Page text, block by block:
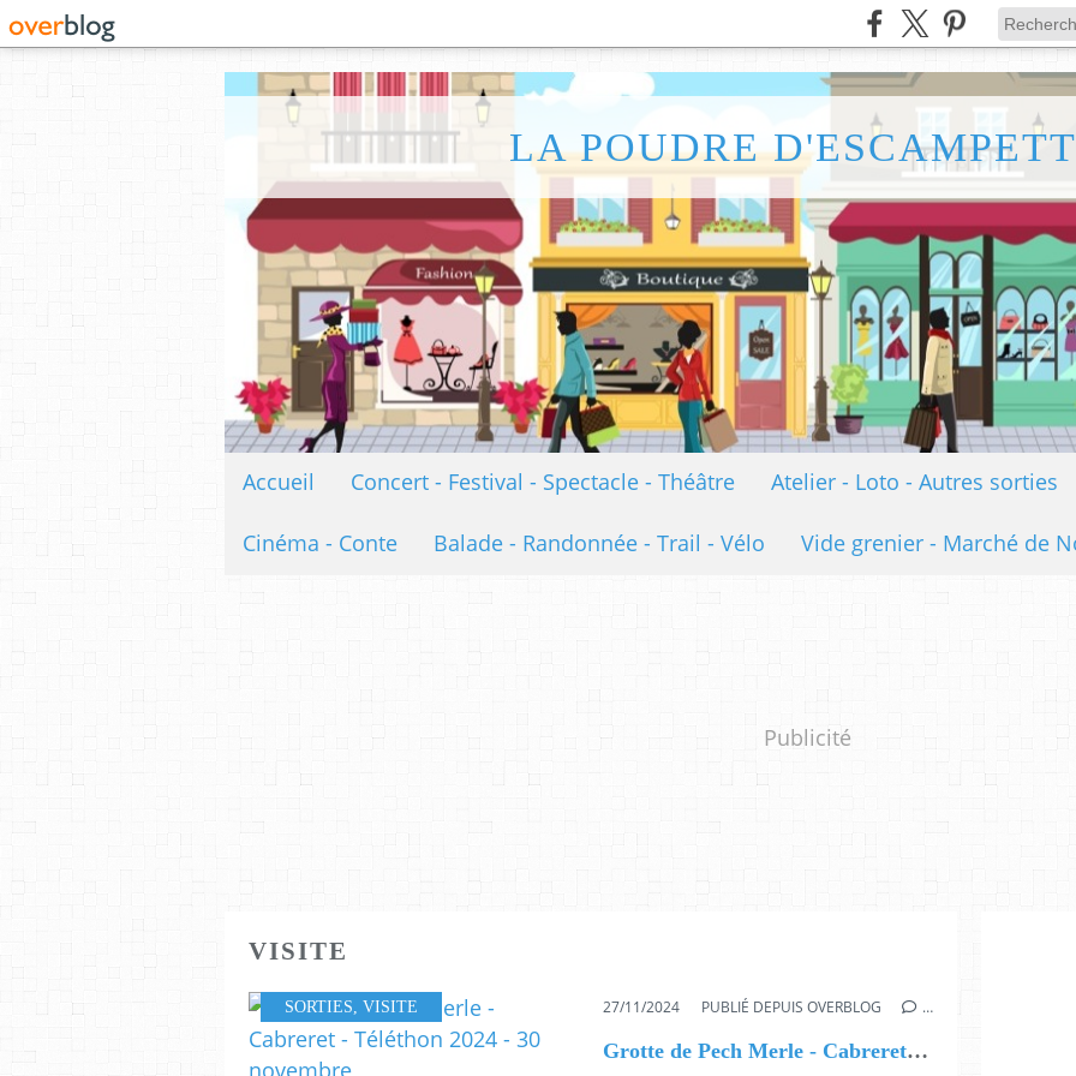
LA POUDRE
Accueil Concert - Festival - Spectacle - Théâtre Atelier - Loto - Autres sorties
Cinéma - Conte Balade - Randonnée - Trail - Vélo Vide grenier - Marché de
Publicité
VISITE
SORTIES VISITE 27/11/2024 PUBLIÉ DEPUIS OVERBLOG …
Grotte de Pech Merle - Cabreret - Téléthon 2024 - 30 novembre